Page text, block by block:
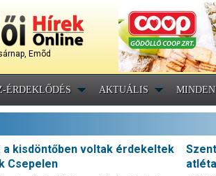
Emõd
ÉRDEKLŐDÉS AKTUÁLIS
a kisdöntőben voltak érdekeltek
Csepelen